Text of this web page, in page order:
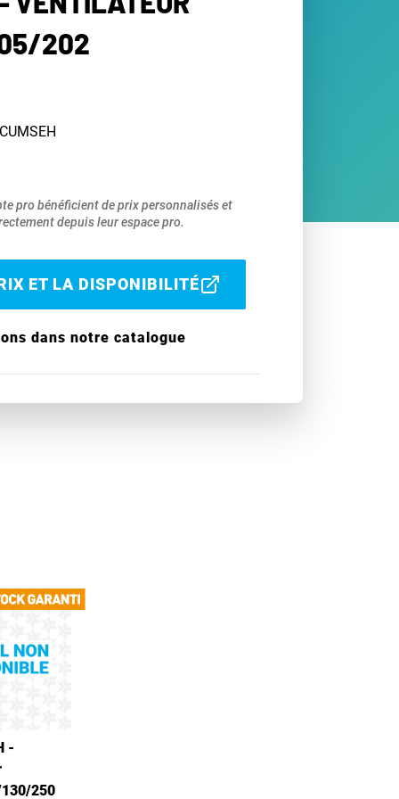
202
pro bénéficient de prix personnalisés et
depuis leur espace pro.
ET LA DISPONIBILITÉ
dans notre catalogue
-
250